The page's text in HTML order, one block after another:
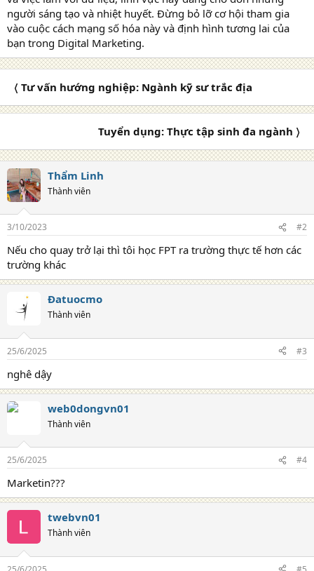
người sáng tạo và nhiệt huyết. Đừng bỏ lỡ cơ hội tham gia
vào cuộc cách mạng số hóa này và định hình tương lai của
bạn trong Digital Marketing.
〈 Tư vấn hướng nghiệp: Ngành kỹ sư trắc địa
Tuyển dụng: Thực tập sinh đa ngành 〉
Thẩm Linh
Thành viên
3/10/2023 #2
Nếu cho quay trở lại thì tôi học FPT ra trường thực tế hơn các
trường khác
Đatuocmo
Thành viên
25/6/2025 #3
nghê dậy
web0dongvn01
Thành viên
25/6/2025 #4
Marketin???
twebvn01
Thành viên